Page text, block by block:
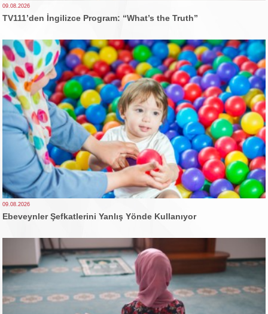
09.08.2026
TV111’den İngilizce Program: “What’s the Truth”
09.08.2026
Ebeveynler Şefkatlerini Yanlış Yönde Kullanıyor